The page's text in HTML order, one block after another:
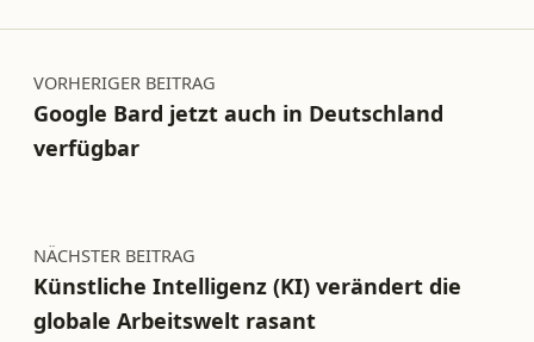
Beitragsnavigation
VORHERIGER BEITRAG
Google Bard jetzt auch in Deutschland
verfügbar
NÄCHSTER BEITRAG
Künstliche Intelligenz (KI) verändert die
globale Arbeitswelt rasant